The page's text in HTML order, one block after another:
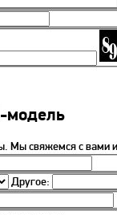
модель
Мы свяжемся с
Другое: